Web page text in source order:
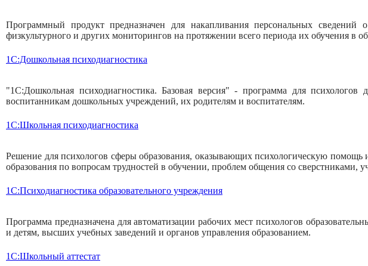
Программный продукт предназначен для накапливания персональных сведений о
физкультурного и других мониторингов на протяжении всего периода их обучения в
1С:Дошкольная психодиагностика
"1C:Дошкольная психодиагностика. Базовая версия" - программа для
воспитанникам дошкольных учреждений, их родителям и воспитателям.
1С:Школьная психодиагностика
Решение для психологов сферы образования, оказывающих психологическую
образования по вопросам трудностей в обучении, проблем общения со сверстниками,
1С:Психодиагностика образовательного учреждения
Программа предназначена для автоматизации рабочих мест психологов
и детям, высших учебных заведений и органов управления образованием.
1С:Школьный аттестат